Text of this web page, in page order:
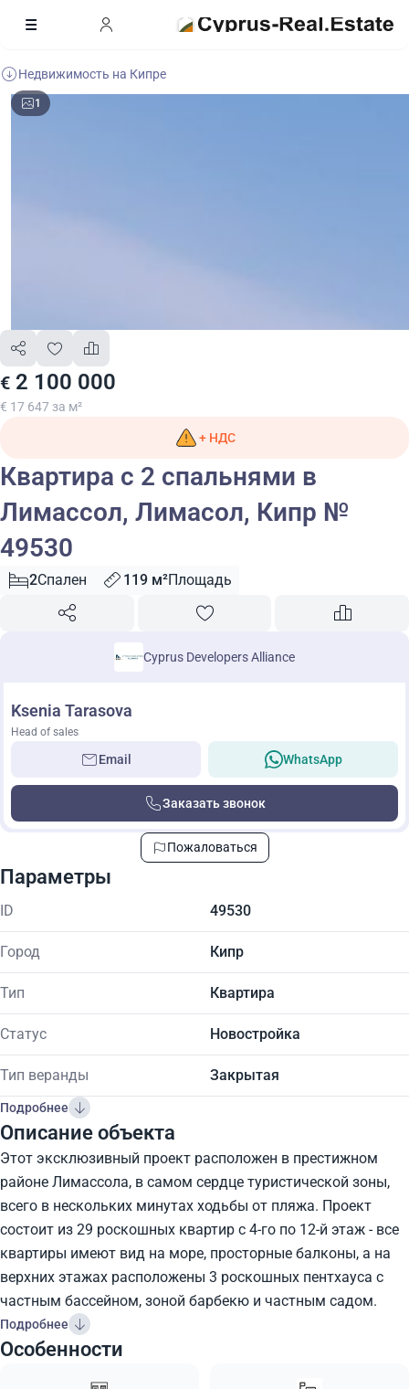
Недвижимость на Кипре
1
€ 2 100 000
€ 17 647 за м²
+ НДС
Квартира с 2 спальнями в
Лимассол, Лимасол, Кипр №
49530
2Спален 119 м²Площадь
Cyprus Developers Alliance
Ksenia Tarasova
Head of sales
Email WhatsApp
Заказать звонок
Пожаловаться
Параметры
ID 49530
Город Кипр
Тип Квартира
Статус Новостройка
Тип веранды Закрытая
Подробнее
Описание объекта
Этот эксклюзивный проект расположен в престижном
районе Лимассола, в самом сердце туристической зоны,
всего в нескольких минутах ходьбы от пляжа. Проект
состоит из 29 роскошных квартир с 4-го по 12-й этаж - все
квартиры имеют вид на море, просторные балконы, а на
верхних этажах расположены 3 роскошных пентхауса с
частным бассейном, зоной барбекю и частным садом.
Подробнее
Особенности